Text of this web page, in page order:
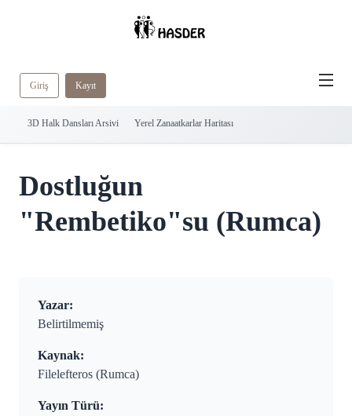
Giriş Kayıt
3D Halk Dansları Arsivi Yerel Zanaatkarlar Haritası
Dostluğun
"Rembetiko"su (Rumca)
Yazar:
Belirtilmemiş
Kaynak:
Filelefteros (Rumca)
Yayın Türü: